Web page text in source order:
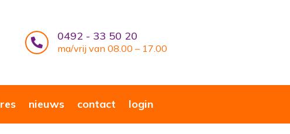
 0492 - 33 50 20
ma/vrij van 08.00 – 17.00
nieuws contact login